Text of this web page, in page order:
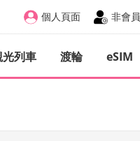
個人頁面 非會員
光列車 渡輪 eSIM